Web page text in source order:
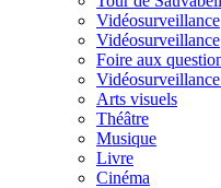
Vidéosurveillance
Vidéosurveillance
Foire aux
Arts visuels
Théâtre
Musique
Livre
Cinéma